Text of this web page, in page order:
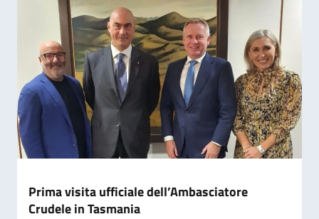
Prima visita ufficiale dell’Ambasciatore
Crudele in Tasmania